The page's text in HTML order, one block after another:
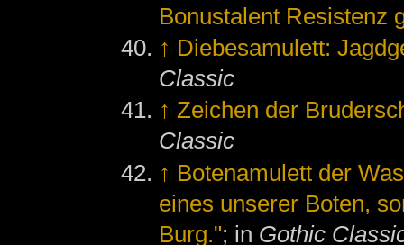
Bonustalent Resistenz
↑ Diebesamulett:
Classic
↑ Zeichen der
Classic
↑ Botenamulett der
eines unserer Boten,
Burg."; in Gothic